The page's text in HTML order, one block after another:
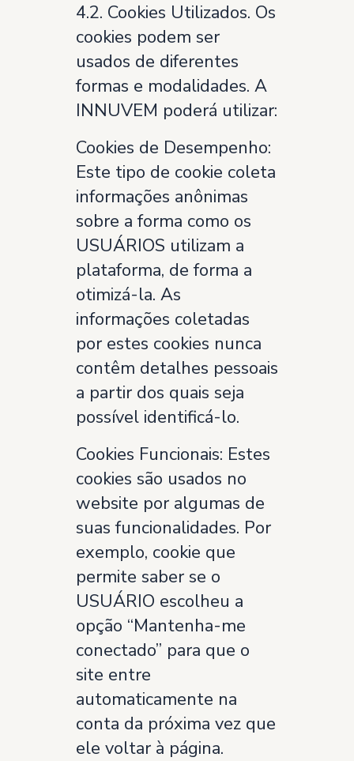
4.2. Cookies Utilizados. Os
cookies podem ser
usados de diferentes
formas e modalidades. A
INNUVEM poderá utilizar:
Cookies de Desempenho:
Este tipo de cookie coleta
informações anônimas
sobre a forma como os
USUÁRIOS utilizam a
plataforma, de forma a
otimizá-la. As
informações coletadas
por estes cookies nunca
contêm detalhes pessoais
a partir dos quais seja
possível identificá-lo.
Cookies Funcionais: Estes
cookies são usados no
website por algumas de
suas funcionalidades. Por
exemplo, cookie que
permite saber se o
USUÁRIO escolheu a
opção “Mantenha-me
conectado” para que o
site entre
automaticamente na
conta da próxima vez que
ele voltar à página.